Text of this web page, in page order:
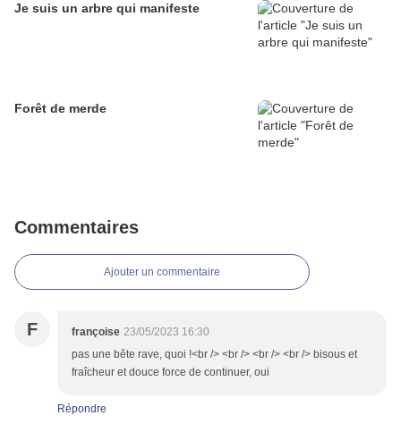
Je suis un arbre qui manifeste
Forêt de merde
Commentaires
Ajouter un commentaire
F françoise 23/05/2023 16:30
pas une bête rave, quoi !<br /> <br /> <br /> <br /> bisous et
fraîcheur et douce force de continuer, oui
Répondre